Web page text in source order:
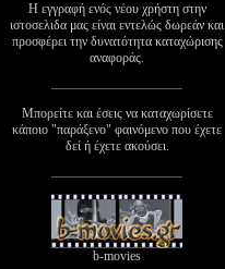
Η εγγραφή ενός νέου χρήστη στην
ιστοσελιδα μας είναι εντελώς δωρεάν και
προσφέρει την δυνατότητα καταχώρισης
αναφοράς.
Μπορείτε και έσεις να καταχωρίσετε
κάποιο "παράξενο" φαινόμενο που έχετε
δεί ή έχετε ακούσει.
b-movies